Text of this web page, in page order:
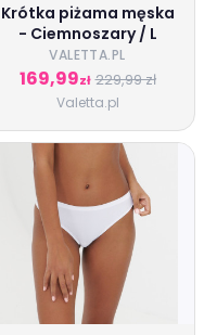
Krótka piżama męska
- Ciemnoszary / L
VALETTA.PL
169,99zł 229,99 zł
Valetta.pl